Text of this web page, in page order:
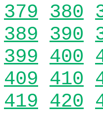
379 380
389 390
399 400
409 410
419 420